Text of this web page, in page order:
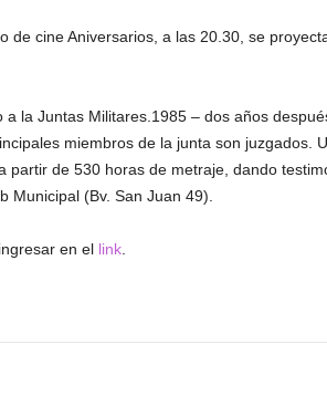
de cine Aniversarios, a las 20.30, se
la Juntas Militares.1985 – dos años
miembros de la junta son juzgados.
partir de 530 horas de metraje, dando
Municipal (Bv. San Juan 49).
en el link.